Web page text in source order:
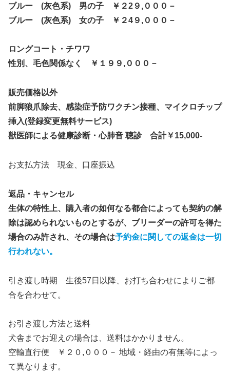
ブルー (灰色系) 男の子 ￥２2９,０００－
ブルー (灰色系) 女の子 ￥２4９,０００－
ロングコート・チワワ
性別、毛色関係なく ￥１９９,０００－
販売価格以外
前脚狼爪除去、感染症予防ワクチン接種、マイクロチップ
挿入(登録変更無料サービス)
獣医師による健康診断・心肺音 聴診 合計￥15,000-
お支払方法 現金、口座振込
返品・キャンセル
生体の特性上、購入者の如何なる都合によっても契約の解
除は認められないものとするが、ブリーダーの許可を得た
場合のみ許され、その場合は予約金に関しての返金は一切
行われない。
引き渡し時期 生後57日以降、お打ち合わせによりご都
合を合わせて。
お引き渡し方法と送料
犬舎までお迎えの場合は、送料はかかりません。
空輸直行便 ￥２０,０００－ 地域・経由の有無等によっ
て異なります。